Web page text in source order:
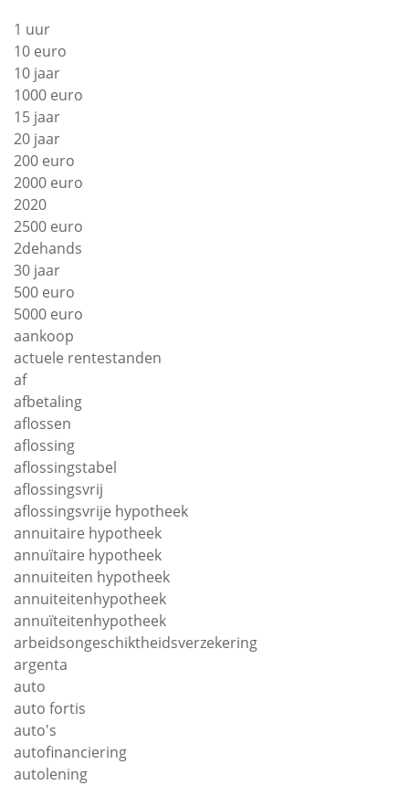
1 uur
10 euro
10 jaar
1000 euro
15 jaar
20 jaar
200 euro
2000 euro
2020
2500 euro
2dehands
30 jaar
500 euro
5000 euro
aankoop
actuele rentestanden
af
afbetaling
aflossen
aflossing
aflossingstabel
aflossingsvrij
aflossingsvrije hypotheek
annuitaire hypotheek
annuïtaire hypotheek
annuiteiten hypotheek
annuiteitenhypotheek
annuïteitenhypotheek
arbeidsongeschiktheidsverzekering
argenta
auto
auto fortis
auto's
autofinanciering
autolening